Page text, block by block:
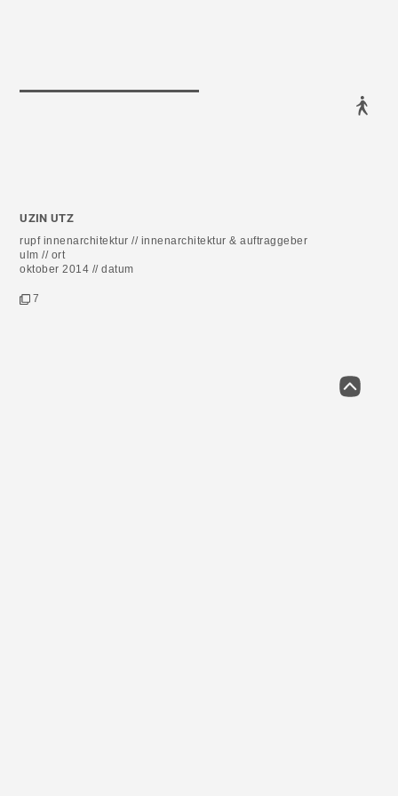
UZIN UTZ
rupf innenarchitektur // innenarchitektur & auftraggeber
ulm // ort
oktober 2014 // datum
7